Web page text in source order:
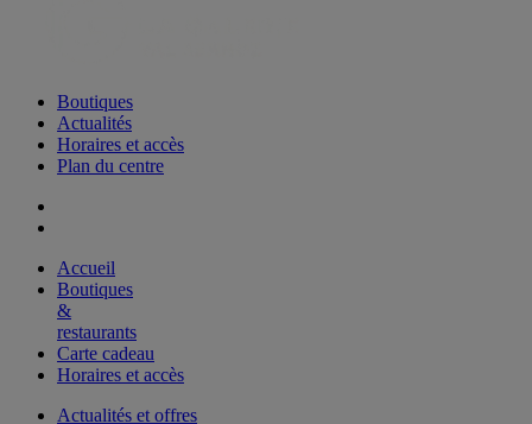
Boutiques
Actualités
Horaires et accès
Plan du centre
Accueil
Boutiques
&
restaurants
Carte cadeau
Horaires et accès
Actualités et offres